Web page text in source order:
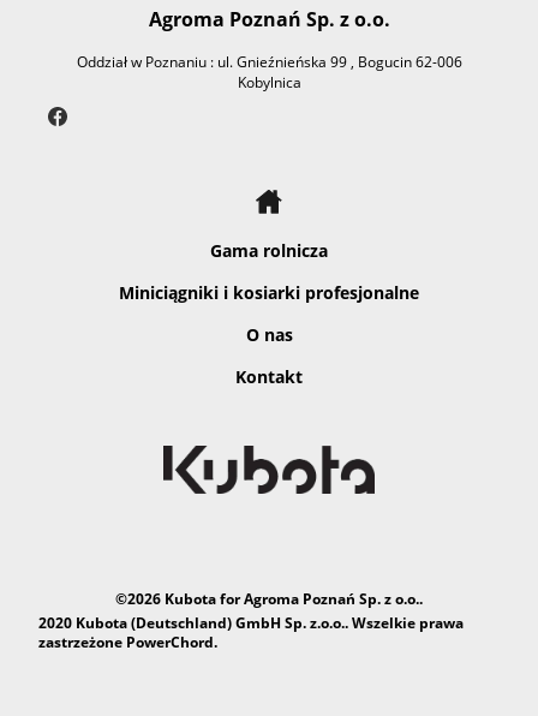
Agroma Poznań Sp. z o.o.
Oddział w Poznaniu : ul. Gnieźnieńska 99 , Bogucin 62-006
Kobylnica
Gama rolnicza
Miniciągniki i kosiarki profesjonalne
O nas
Kontakt
©2026 Kubota for Agroma Poznań Sp. z o.o..
2020 Kubota (Deutschland) GmbH Sp. z.o.o.. Wszelkie prawa
zastrzeżone PowerChord.